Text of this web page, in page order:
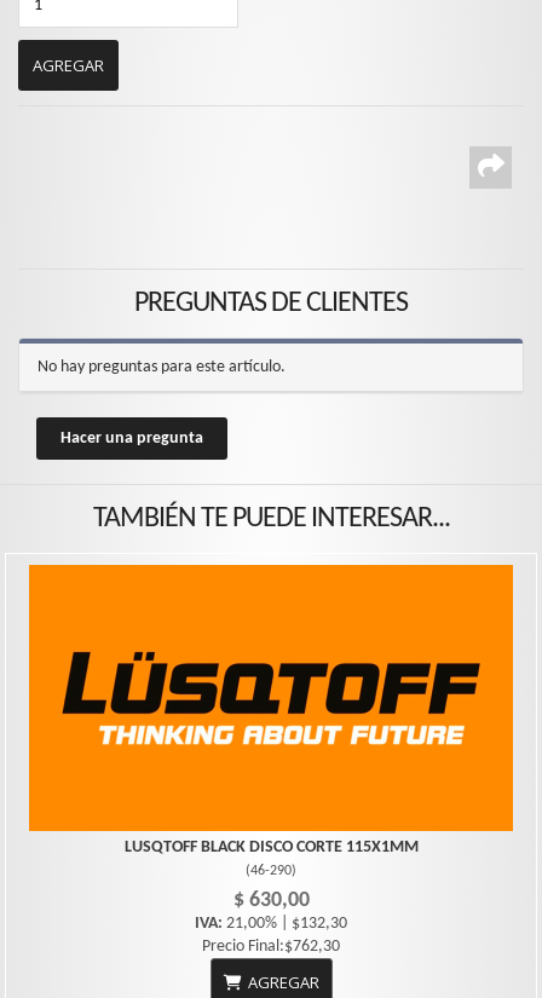
PREGUNTAS DE CLIENTES
No hay preguntas para este artículo.
Hacer una pregunta
TAMBIÉN TE PUEDE INTERESAR...
LUSQTOFF BLACK DISCO CORTE 115X1MM
(46-290)
$ 630,00
IVA: 21,00% | $132,30
Precio Final:$762,30
AGREGAR